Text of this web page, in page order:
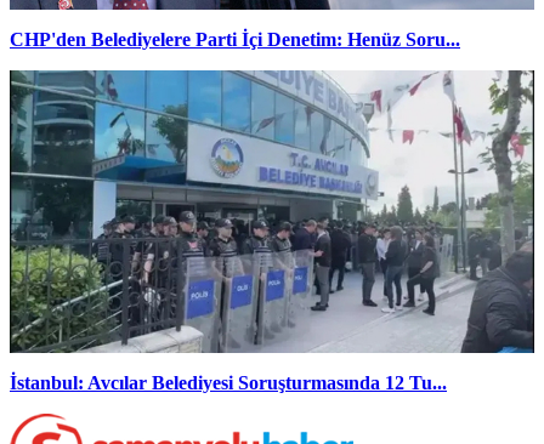
CHP'den Belediyelere Parti İçi Denetim: Henüz Soru...
İstanbul: Avcılar Belediyesi Soruşturmasında 12 Tu...